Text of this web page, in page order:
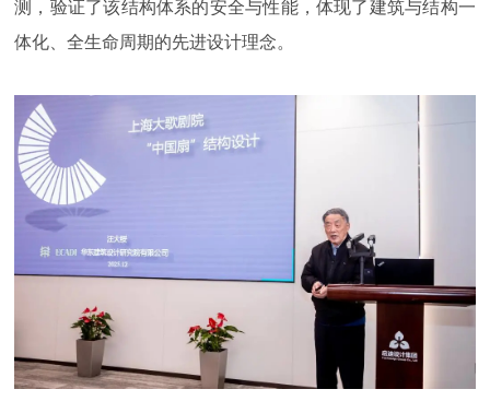
测，验证了该结构体系的安全与性能，体现了建筑与结构一
体化、全生命周期的先进设计理念。